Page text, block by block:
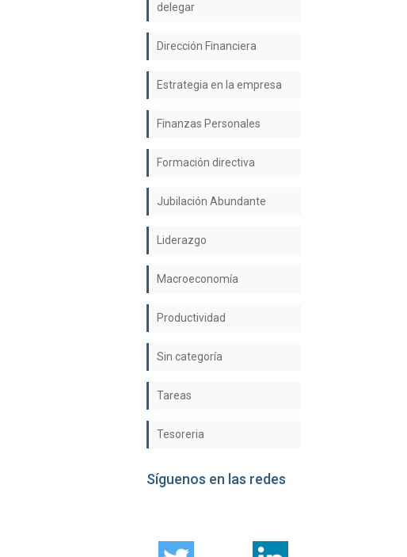
delegar
Dirección Financiera
Estrategia en la empresa
Finanzas Personales
Formación directiva
Jubilación Abundante
Liderazgo
Macroeconomía
Productividad
Sin categoría
Tareas
Tesoreria
Síguenos en las redes